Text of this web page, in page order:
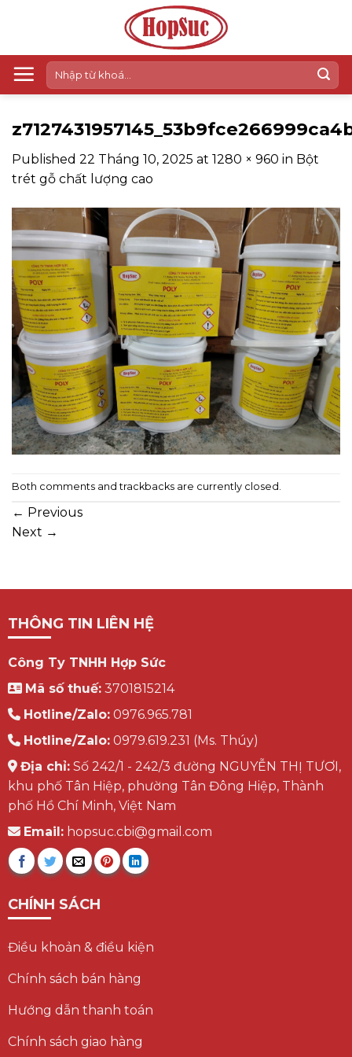
Tìm
kiếm:
Published 22 Tháng 10, 2025 at 1280 × 960 in Bột
trét gỗ chất lượng cao
Both comments and trackbacks are currently closed.
← Previous
Next →
THÔNG TIN LIÊN HỆ
Công Ty TNHH Hợp Sức
Mã số thuế:3701815214
Hotline/Zalo:0976.965.781
Hotline/Zalo:0979.619.231 (Ms. Thúy)
Địa chỉ:Số 242/1 - 242/3 đường NGUYỄN THỊ TƯƠI,
khu phố Tân Hiệp, phường Tân Đông Hiệp, Thành
phố Hồ Chí Minh, Việt Nam
Email:hopsuc.cbi@gmail.com
CHÍNH SÁCH
Điều khoản & điều kiện
Chính sách bán hàng
Hướng dẫn thanh toán
Chính sách giao hàng